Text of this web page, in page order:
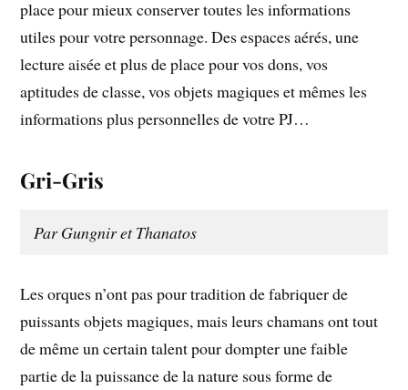
place pour mieux conserver toutes les informations
utiles pour votre personnage. Des espaces aérés, une
lecture aisée et plus de place pour vos dons, vos
aptitudes de classe, vos objets magiques et mêmes les
informations plus personnelles de votre PJ…
Gri-Gris
Par Gungnir et Thanatos
Les orques n’ont pas pour tradition de fabriquer de
puissants objets magiques, mais leurs chamans ont tout
de même un certain talent pour dompter une faible
partie de la puissance de la nature sous forme de